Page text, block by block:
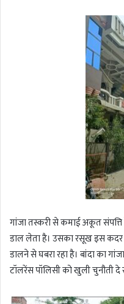
गांजा तस्करी से कमाई अकूत
डाल लेता है। उसका रसूख इस कदर
डालने से घबरा रहा है। बांदा का
टॉलरेंस पॉलिसी को खुली चुनौती दे